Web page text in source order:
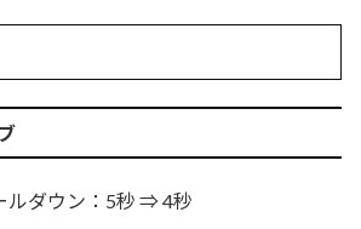
ルダウン：5秒 ⇒ 4秒